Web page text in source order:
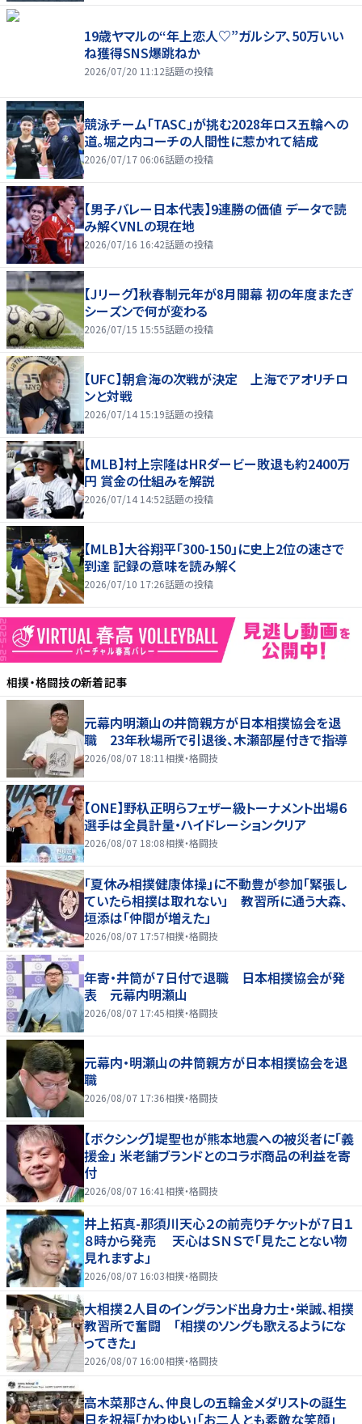
19歳ヤマルの“年上恋人♡”ガルシア、50万いい
ね獲得SNS爆跳ねか
2026/07/20 11:12話題の投稿
競泳チーム「TASC」が挑む2028年ロス五輪への
道。堀之内コーチの人間性に惹かれて結成
2026/07/17 06:06話題の投稿
【男子バレー日本代表】9連勝の価値 データで読
み解くVNLの現在地
2026/07/16 16:42話題の投稿
【Jリーグ】秋春制元年が8月開幕 初の年度またぎ
シーズンで何が変わる
2026/07/15 15:55話題の投稿
【UFC】朝倉海の次戦が決定 上海でアオリチロ
ンと対戦
2026/07/14 15:19話題の投稿
【MLB】村上宗隆はHRダービー敗退も約2400万
円 賞金の仕組みを解説
2026/07/14 14:52話題の投稿
【MLB】大谷翔平「300-150」に史上2位の速さで
到達 記録の意味を読み解く
2026/07/10 17:26話題の投稿
相撲・格闘技の新着記事
元幕内明瀬山の井筒親方が日本相撲協会を退
職 23年秋場所で引退後、木瀬部屋付きで指導
2026/08/07 18:11 相撲・格闘技
【ONE】野杁正明らフェザー級トーナメント出場６
選手は全員計量・ハイドレーションクリア
2026/08/07 18:08相撲・格闘技
「夏休み相撲健康体操」に不動豊が参加「緊張し
ていたら相撲は取れない」 教習所に通う大森、
垣添は「仲間が増えた」
2026/08/07 17:57相撲・格闘技
年寄・井筒が７日付で退職 日本相撲協会が発
表 元幕内明瀬山
2026/08/07 17:45相撲・格闘技
元幕内・明瀬山の井筒親方が日本相撲協会を退
職
2026/08/07 17:36相撲・格闘技
【ボクシング】堤聖也が熊本地震への被災者に「義
援金」 米老舗ブランドとのコラボ商品の利益を寄
付
2026/08/07 16:41 相撲・格闘技
井上拓真-那須川天心２の前売りチケットが７日１
８時から発売 天心はＳＮＳで「見たことない物
見れますよ」
2026/08/07 16:03相撲・格闘技
大相撲２人目のイングランド出身力士・栄誠、相撲
教習所で奮闘 「相撲のソングも歌えるようにな
ってきた」
2026/08/07 16:00相撲・格闘技
高木菜那さん、仲良しの五輪金メダリストの誕生
日を祝福「かわゆい」「お二人とも素敵な笑顔」